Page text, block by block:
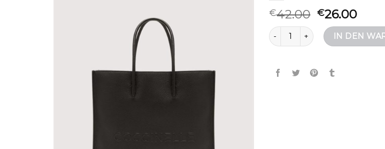
€42.00 €26.00
coccinelle handtasche Menge
IN DEN